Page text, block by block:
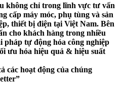
không chỉ trong lĩnh vực tư vấn
cấp máy móc, phụ tùng và sản
thiết bị điện tại Việt Nam. Bên
cho khách hàng trong nhiều
pháp tự động hóa công nghiệp
ưu hóa hiệu quả & hiệu suất
các hoạt động của chúng